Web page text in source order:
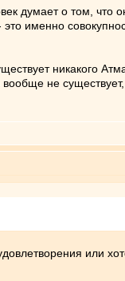
думает о том, что
именно
никакого
не
или